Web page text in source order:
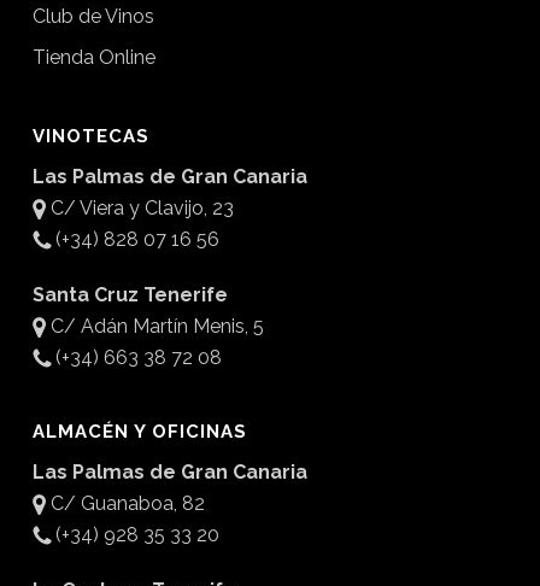
Club de Vinos
Tienda Online
VINOTECAS
Las Palmas de Gran Canaria
C/ Viera y Clavijo, 23
(+34) 828 07 16 56
Santa Cruz Tenerife
C/ Adán Martín Menis, 5
(+34) 663 38 72 08
ALMACÉN Y OFICINAS
Las Palmas de Gran Canaria
C/ Guanaboa, 82
(+34) 928 35 33 20